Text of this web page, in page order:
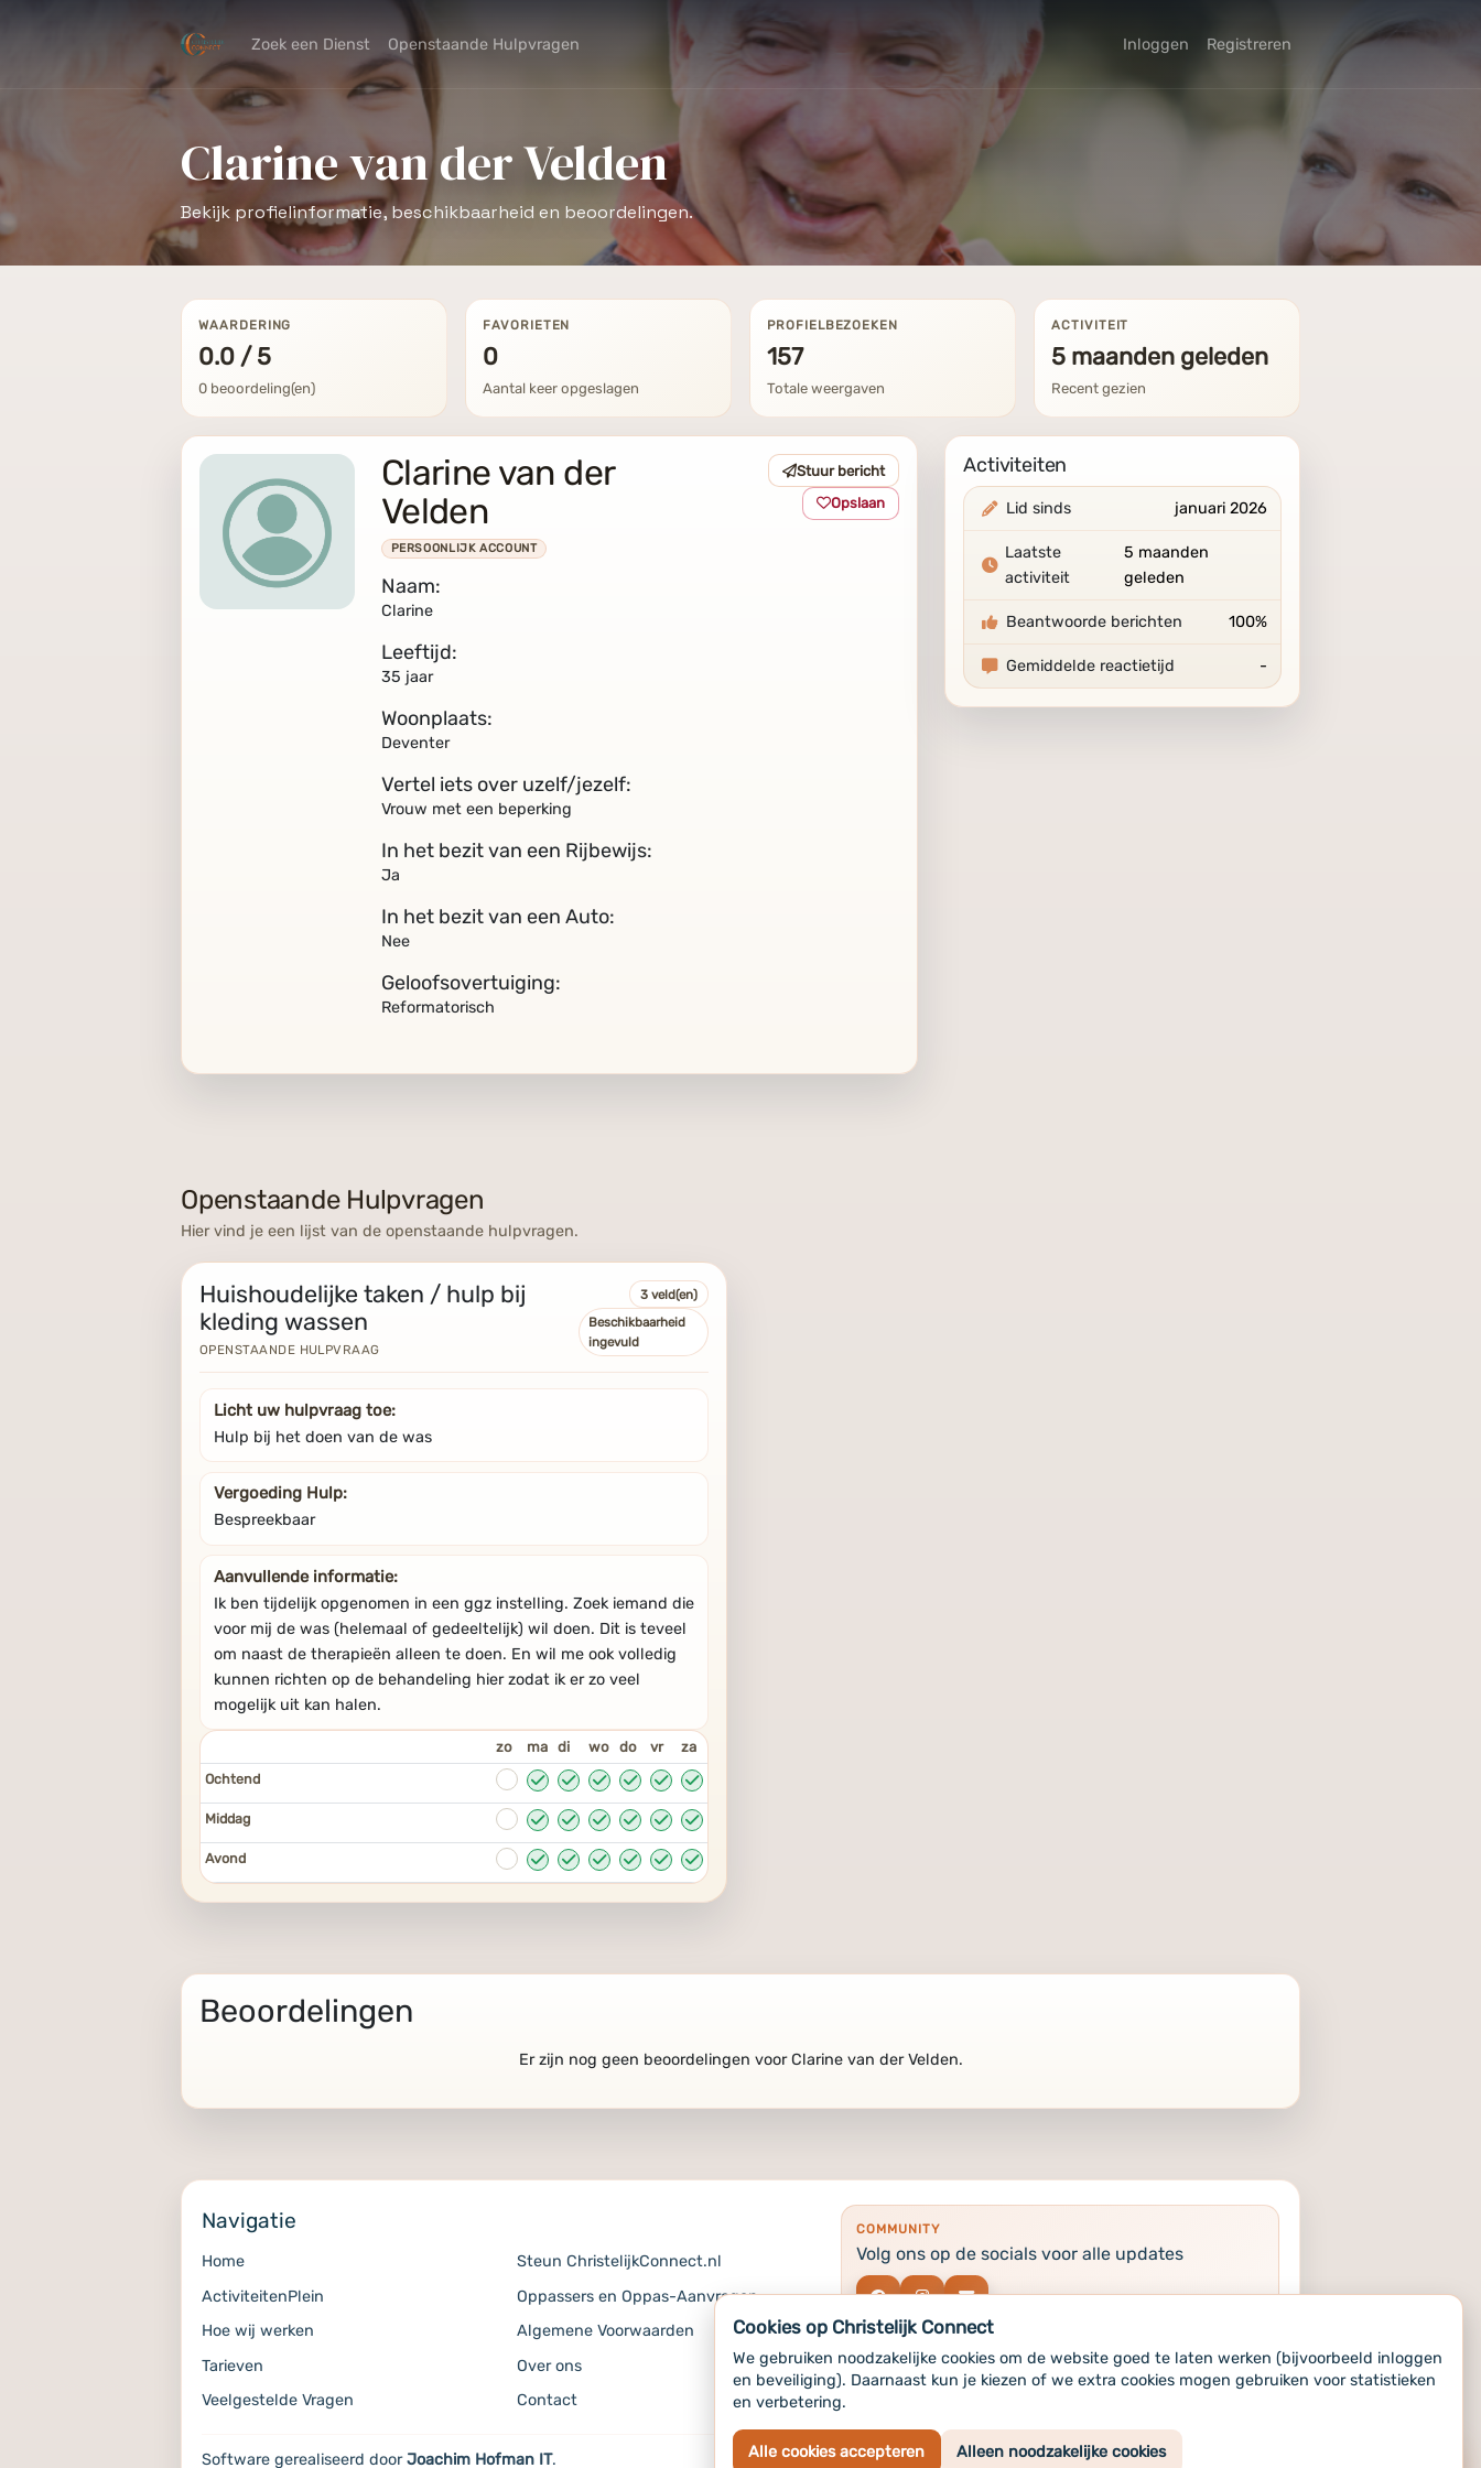
Zoek een Dienst Openstaande Hulpvragen Inloggen Registreren
Clarine van der Velden
Bekijk profielinformatie, beschikbaarheid en beoordelingen.
WAARDERING
0.0 / 5
0 beoordeling(en)
FAVORIETEN
0
Aantal keer opgeslagen
PROFIELBEZOEKEN
157
Totale weergaven
ACTIVITEIT
5 maanden geleden
Recent gezien
Clarine van der
Velden
PERSOONLIJK ACCOUNT
Stuur bericht
Opslaan
Naam:
Clarine
Leeftijd:
35 jaar
Woonplaats:
Deventer
Vertel iets over uzelf/jezelf:
Vrouw met een beperking
In het bezit van een Rijbewijs:
Ja
In het bezit van een Auto:
Nee
Geloofsovertuiging:
Reformatorisch
Activiteiten
Lid sinds januari 2026
Laatste
activiteit
5 maanden
geleden
Beantwoorde berichten 100%
Gemiddelde reactietijd -
Openstaande Hulpvragen
Hier vind je een lijst van de openstaande hulpvragen.
Huishoudelijke taken / hulp bij
kleding wassen
OPENSTAANDE HULPVRAAG
3 veld(en)
Beschikbaarheid
ingevuld
Licht uw hulpvraag toe:
Hulp bij het doen van de was
Vergoeding Hulp:
Bespreekbaar
Aanvullende informatie:
Ik ben tijdelijk opgenomen in een ggz instelling. Zoek iemand die
voor mij de was (helemaal of gedeeltelijk) wil doen. Dit is teveel
om naast de therapieën alleen te doen. En wil me ook volledig
kunnen richten op de behandeling hier zodat ik er zo veel
mogelijk uit kan halen.
zo ma di wo do vr
za
Ochtend
Middag
Avond
Beoordelingen
Er zijn nog geen beoordelingen voor Clarine van der Velden.
Navigatie
Home
ActiviteitenPlein
Hoe wij werken
Tarieven
Veelgestelde Vragen
Steun ChristelijkConnect.nl
Oppassers en Oppas-Aanvragen
Algemene Voorwaarden
Over ons
Contact
COMMUNITY
Volg ons op de socials voor alle updates
Info
Copyright 2024-2025 © ChristelijkConnect.nl
Software gerealiseerd doorJoachim Hofman IT.
Cookies op Christelijk Connect
We gebruiken noodzakelijke cookies om de website goed te laten werken (bijvoorbeeld inloggen
en beveiliging). Daarnaast kun je kiezen of we extra cookies mogen gebruiken voor statistieken
en verbetering.
Alle cookies accepteren Alleen noodzakelijke cookies